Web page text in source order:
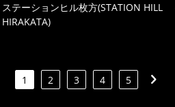
ステーションヒル枚方(STATION HILL
HIRAKATA)
1 2 3 4 5